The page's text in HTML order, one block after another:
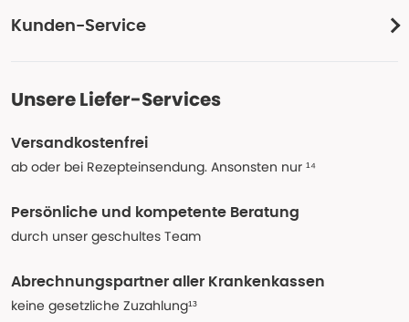
Kunden-Service
Unsere Liefer-Services
Versandkostenfrei
ab oder bei Rezepteinsendung. Ansonsten nur ¹⁴
Persönliche und kompetente Beratung
durch unser geschultes Team
Abrechnungspartner aller Krankenkassen
keine gesetzliche Zuzahlung¹³